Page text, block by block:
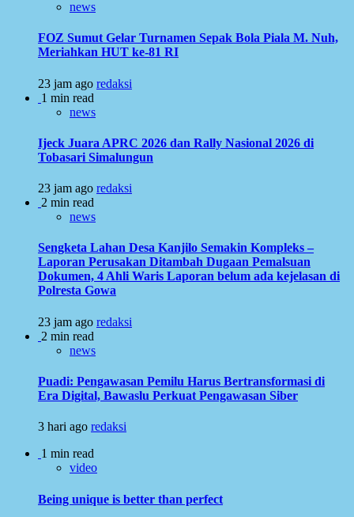
news
FOZ Sumut Gelar Turnamen Sepak Bola Piala M. Nuh,
Meriahkan HUT ke-81 RI
23 jam ago redaksi
1 min read
news
Ijeck Juara APRC 2026 dan Rally Nasional 2026 di
Tobasari Simalungun
23 jam ago redaksi
2 min read
news
Sengketa Lahan Desa Kanjilo Semakin Kompleks –
Laporan Perusakan Ditambah Dugaan Pemalsuan
Dokumen, 4 Ahli Waris Laporan belum ada kejelasan di
Polresta Gowa
23 jam ago redaksi
2 min read
news
Puadi: Pengawasan Pemilu Harus Bertransformasi di
Era Digital, Bawaslu Perkuat Pengawasan Siber
3 hari ago redaksi
1 min read
video
Being unique is better than perfect